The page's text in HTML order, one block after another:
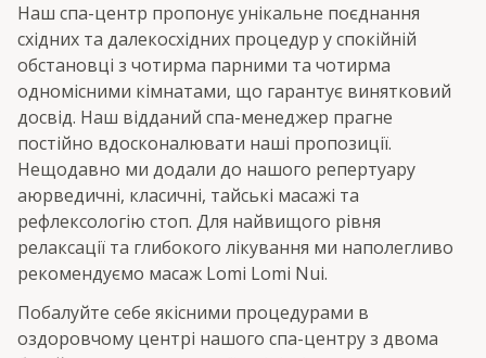
Наш спа-центр пропонує унікальне поєднання
східних та далекосхідних процедур у спокійній
обстановці з чотирма парними та чотирма
одномісними кімнатами, що гарантує винятковий
досвід. Наш відданий спа-менеджер прагне
постійно вдосконалювати наші пропозиції.
Нещодавно ми додали до нашого репертуару
аюрведичні, класичні, тайські масажі та
рефлексологію стоп. Для найвищого рівня
релаксації та глибокого лікування ми наполегливо
рекомендуємо масаж Lomi Lomi Nui.
Побалуйте себе якісними процедурами в
оздоровчому центрі нашого спа-центру з двома